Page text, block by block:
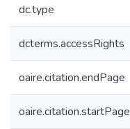
dc.type
dcterms.accessRights
oaire.citation.endPage
oaire.citation.startPage